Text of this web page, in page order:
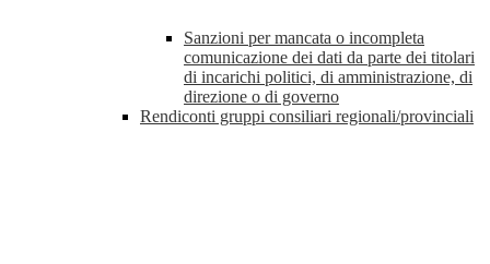
Sanzioni per mancata o incompleta
comunicazione dei dati da parte dei titolari
di incarichi politici, di amministrazione, di
direzione o di governo
Rendiconti gruppi consiliari regionali/provinciali